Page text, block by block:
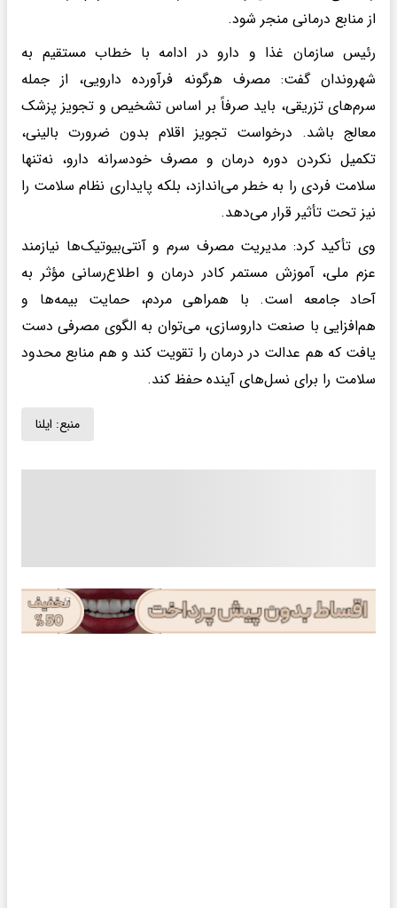
از منابع درمانی منجر شود.
رئیس سازمان غذا و دارو در ادامه با خطاب مستقیم به
شهروندان گفت: مصرف هرگونه فرآورده دارویی، از جمله
سرم‌های تزریقی، باید صرفاً بر اساس تشخیص و تجویز پزشک
معالج باشد. درخواست تجویز اقلام بدون ضرورت بالینی،
تکمیل نکردن دوره درمان و مصرف خودسرانه دارو، نه‌تنها
سلامت فردی را به خطر می‌اندازد، بلکه پایداری نظام سلامت را
نیز تحت تأثیر قرار می‌دهد.
وی تأکید کرد: مدیریت مصرف سرم و آنتی‌بیوتیک‌ها نیازمند
عزم ملی، آموزش مستمر کادر درمان و اطلاع‌رسانی مؤثر به
آحاد جامعه است. با همراهی مردم، حمایت بیمه‌ها و
هم‌افزایی با صنعت داروسازی، می‌توان به الگوی مصرفی دست
یافت که هم عدالت در درمان را تقویت کند و هم منابع محدود
سلامت را برای نسل‌های آینده حفظ کند.
منبع: ایلنا